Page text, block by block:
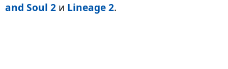
and Soul 2 и Lineage 2.